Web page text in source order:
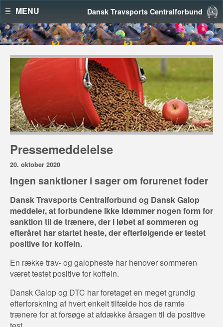
Dansk Travsports Centralforbund
MENU
Pressemeddelelse
20. oktober 2020
Ingen sanktioner i sager om forurenet foder
Dansk Travsports Centralforbund og Dansk Galop
meddeler, at forbundene ikke idømmer nogen form for
sanktion til de trænere, der i løbet af sommeren og
efteråret har startet heste, der efterfølgende er testet
positive for koffein.
En række trav- og galopheste har henover sommeren
været testet positive for koffein.
Dansk Galop og DTC har foretaget en meget grundig
efterforskning af hvert enkelt tilfælde hos de ramte
trænere for at forsøge at afdække årsagen til de positive